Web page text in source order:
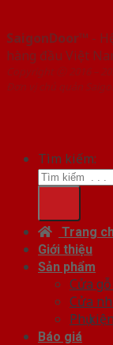
SaigonDoor™ -
hàng đầu Việt
Copyright ⓒ 2016 –
Đơn vị chủ quản
Tìm kiếm:
Trang
Giới thiệu
Sản phẩm
Cửa
Cửa
Phụ
Báo giá